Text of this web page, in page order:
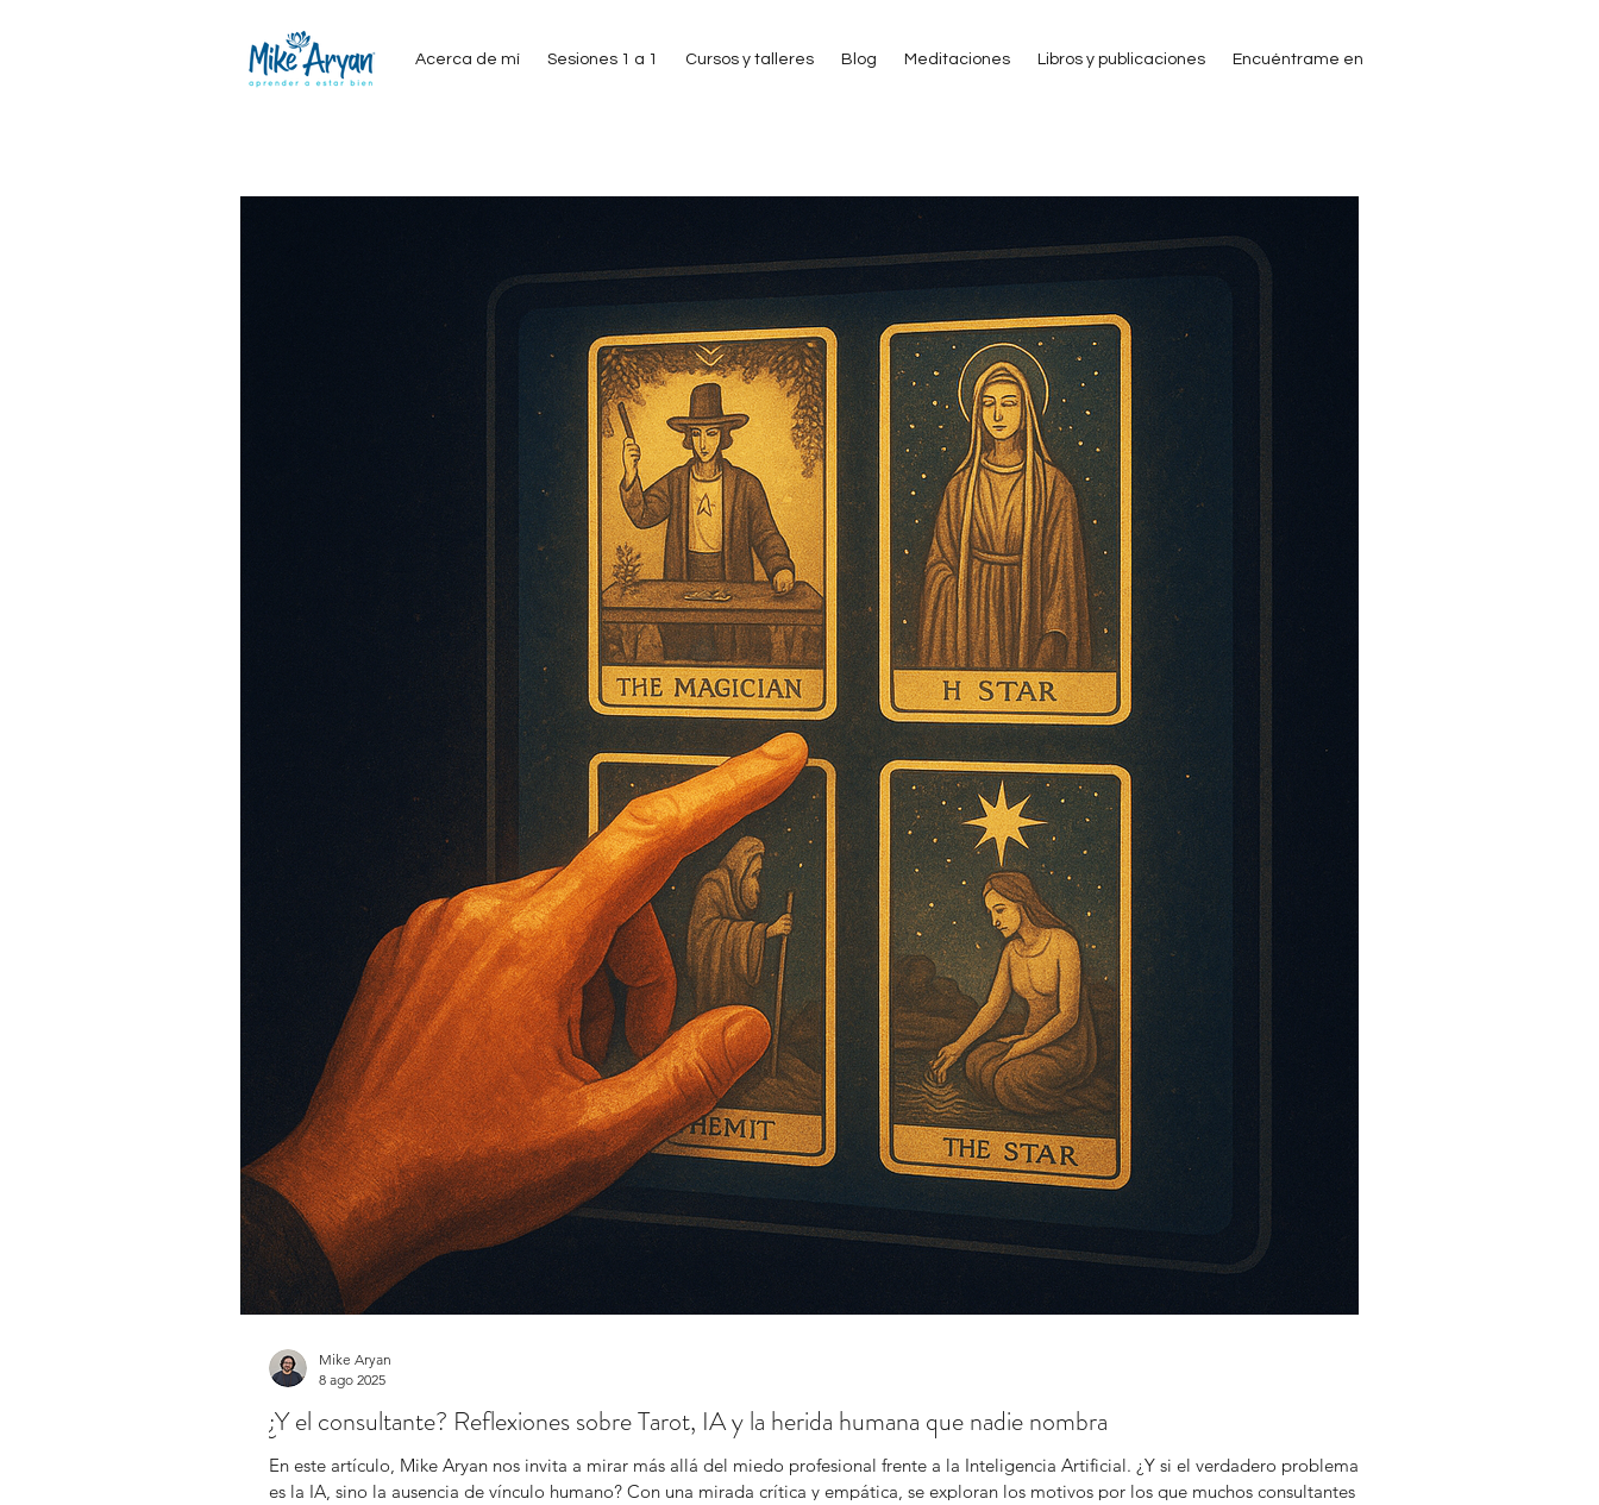
Acerca de mí Sesiones 1 a 1 Cursos y talleres Blog Meditaciones Libros y publicaciones Encuéntrame en
¿Y el consultante? Reflexiones sobre Tarot, IA y la herida humana que nadie nombra
En este artículo, Mike Aryan nos invita a mirar más allá del miedo profesional frente a la Inteligencia Artificial. ¿Y si el verdadero problema no
es la IA, sino la ausencia de vínculo humano? Con una mirada crítica y empática, se exploran los motivos por los que muchos consultantes
Mike Aryan
8 ago 2025